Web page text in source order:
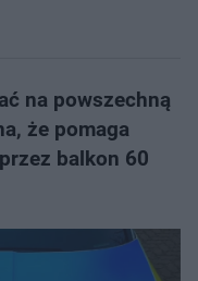
na powszechną
że pomaga
balkon 60